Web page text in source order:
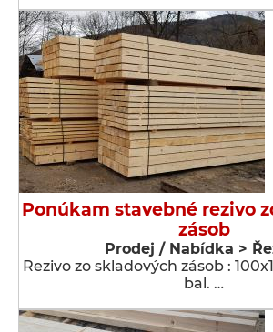
Ponúkam stavebné rezivo
zásob
Prodej / Nabídka >
Rezivo zo skladových zásob :
bal. …